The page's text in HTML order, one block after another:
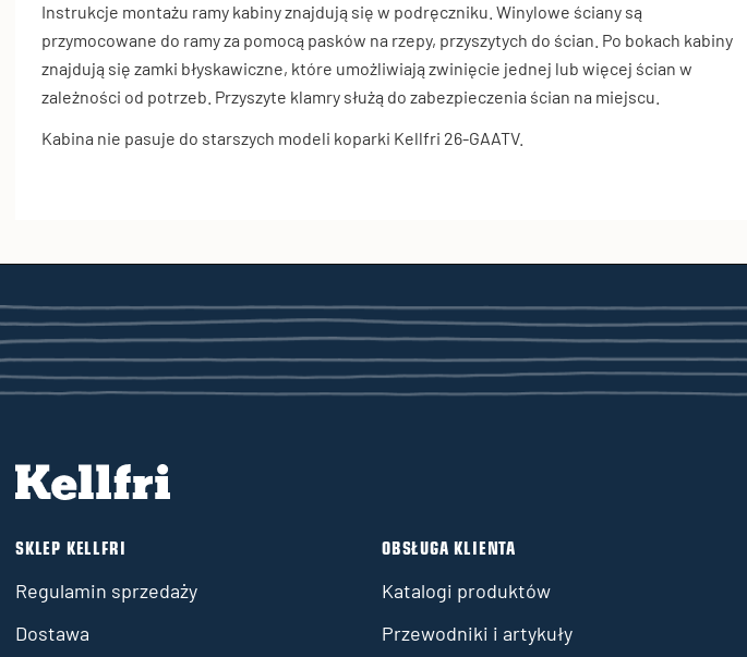
Instrukcje montażu ramy kabiny znajdują się w podręczniku. Winylowe ściany są
przymocowane do ramy za pomocą pasków na rzepy, przyszytych do ścian. Po bokach kabiny
znajdują się zamki błyskawiczne, które umożliwiają zwinięcie jednej lub więcej ścian w
zależności od potrzeb. Przyszyte klamry służą do zabezpieczenia ścian na miejscu.
Kabina nie pasuje do starszych modeli koparki Kellfri 26-GAATV.
SKLEP KELLFRI
Regulamin sprzedaży
Dostawa
OBSŁUGA KLIENTA
Katalogi produktów
Przewodniki i artykuły